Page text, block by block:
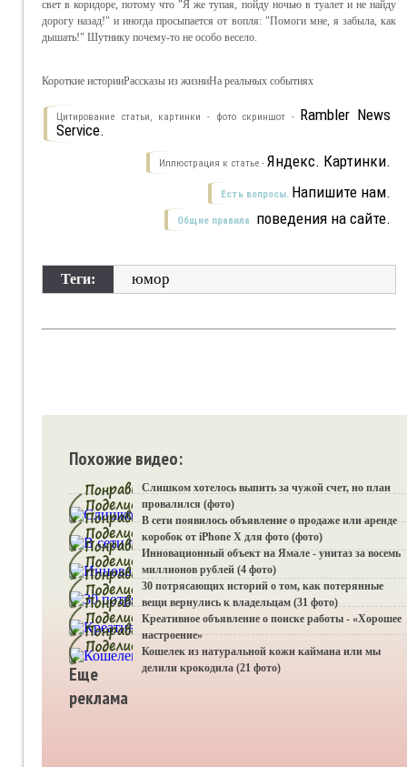
свет в коридоре, потому что "Я же тупая, пойду ночью в туалет и не найду
дорогу назад!" и иногда просыпается от вопля: "Помоги мне, я забыла, как
дышать!" Шутнику почему-то не особо весело.
Короткие историиРассказы из жизниНа реальных событиях
Цитирование статьи, картинки - фото скриншот - Rambler News
Service.
Иллюстрация к статье - Яндекс. Картинки.
Есть вопросы. Напишите нам.
Общие правила поведения на сайте.
Теги: юмор
Похожие видео:
Слишком хотелось выпить за чужой счет, но план
провалился (фото)
В сети появилось объявление о продаже или аренде
коробок от iPhone X для фото (фото)
Инновационный объект на Ямале - унитаз за восемь
миллионов рублей (4 фото)
30 потрясающих историй о том, как потерянные
вещи вернулись к владельцам (31 фото)
Креативное объявление о поиске работы - «Хорошее
настроение»
Кошелек из натуральной кожи каймана или мы
делили крокодила (21 фото)
Еще
реклама